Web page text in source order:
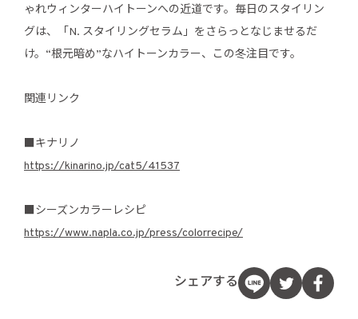
ゃれウィンターハイトーンへの近道です。毎日のスタイリン
グは、「N. スタイリングセラム」をさらっとなじませるだ
け。“根元暗め”なハイトーンカラー、この冬注目です。
関連リンク
■キナリノ
https://kinarino.jp/cat5/41537
■シーズンカラーレシピ
https://www.napla.co.jp/press/colorrecipe/
シェアする